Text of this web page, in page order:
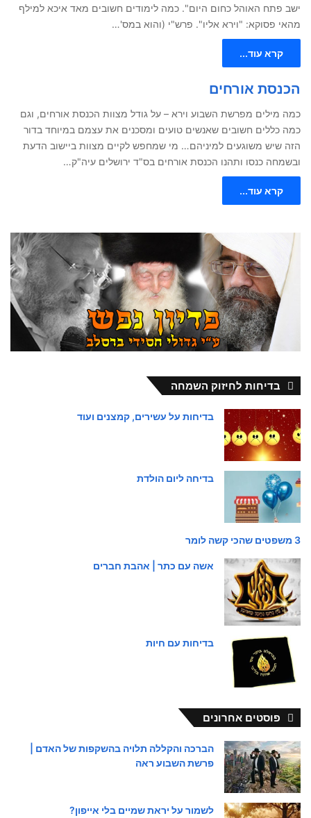
ישב פתח האוהל כחום היום". כמה לימודים חשובים מאד איכא למילף
מהאי פסוקא: "וירא אליו". פרש"י (והוא במס'…
קרא עוד...
הכנסת אורחים
כמה מילים מפרשת השבוע וירא – על גודל מצוות הכנסת אורחים, וגם
כמה כללים חשובים שאנשים טועים ומסכנים את עצמם במיוחד בדור
הזה שיש משוגעים למיניהם… מי שמחפש לקיים מצוות ביישוב הדעת
ובשמחה כנסו ותהנו הכנסת אורחים בס"ד ירושלים עיה"ק…
קרא עוד...
בדיחות לחיזוק השמחה
בדיחות על עשירים, קמצנים ועוד
בדיחה ליום הולדת
3 משפטים שהכי קשה לומר
אשה עם כתר | אהבת חברים
בדיחות עם חיות
פוסטים אחרונים
הברכה והקללה תלויה בהשקפות של האדם |
פרשת השבוע ראה
לשמור על יראת שמיים בלי אייפון?